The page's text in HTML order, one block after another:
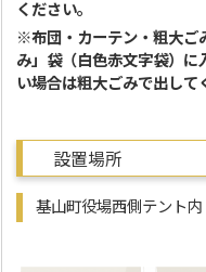
ください。
※布団・カーテン・粗大ご
み」袋（白色赤文字袋）に
い場合は粗大ごみで出して
設置場所
基山町役場西側テント内